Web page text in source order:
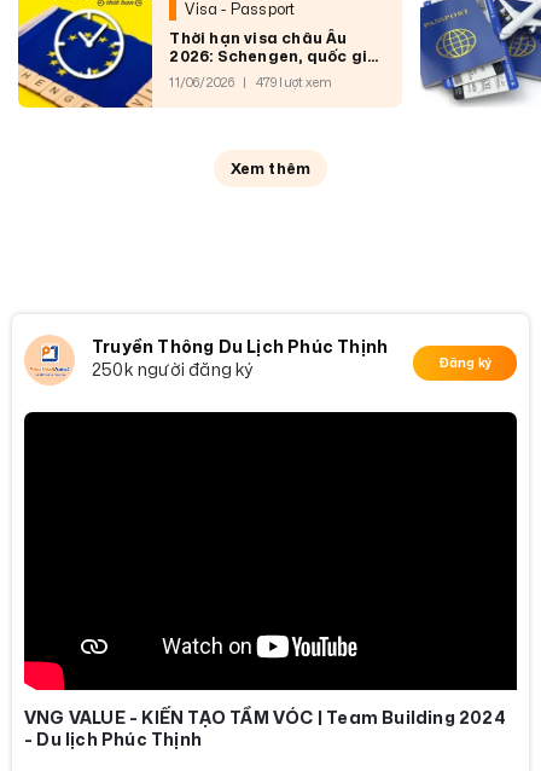
Visa - Passport
Thời hạn visa châu Âu
2026: Schengen, quốc gia
riêng và quy tắc 90/180
11/06/2026 | 479 lượt xem
Xem thêm
VNG VALUE - KIẾN TẠO TẦM VÓC | Team Building 2024
- Du lịch Phúc Thịnh
Truyền Thông Du Lịch Phúc Thịnh
250k người đăng ký
Đăng ký